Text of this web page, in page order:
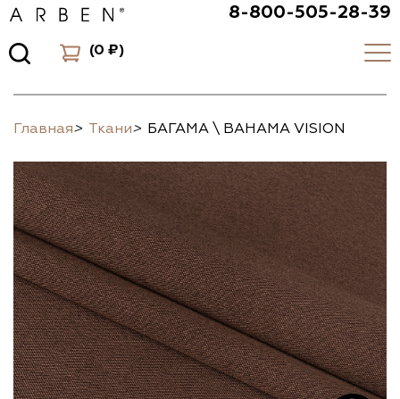
8-800-505-28-39
(0 ₽)
Главная> Ткани> БАГАМА \ BAHAMA VISION